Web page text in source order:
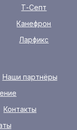
Т-Септ
Канефрон
Ларфикс
Наши партнёры
Контакты